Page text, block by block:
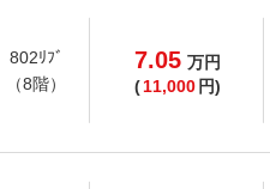
802ﾘﾌﾞ
（8階）
7.05 万円
( 11,000 円)